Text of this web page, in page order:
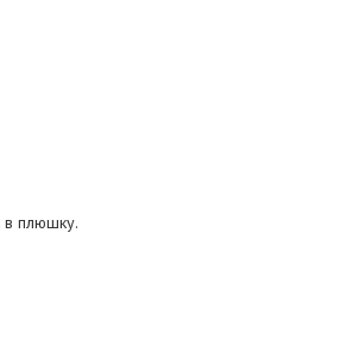
в плюшку.